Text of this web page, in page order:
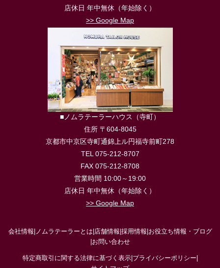
店休日 年中無休（年始除く）
>> Google Map
■ノムラテーラーハウス（寺町）
住所 〒604-8045
京都市中京区寺町通錦上ル円福寺前町278
TEL 075-212-8707
FAX 075-212-8708
営業時間 10:00～19:00
店休日 年中無休（年始除く）
>> Google Map
会社情報 ノムラテーラーとは 店舗情報 採用情報 お役立ち情報・ブログ
お問い合わせ
特定商取引に関する法律に基づく表示| プライバシーポリシー